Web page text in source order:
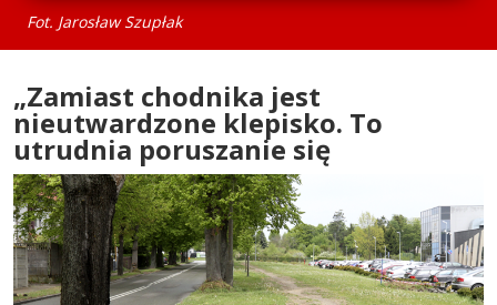
Fot. Jarosław Szupłak
„Zamiast chodnika jest
nieutwardzone klepisko. To
utrudnia poruszanie się